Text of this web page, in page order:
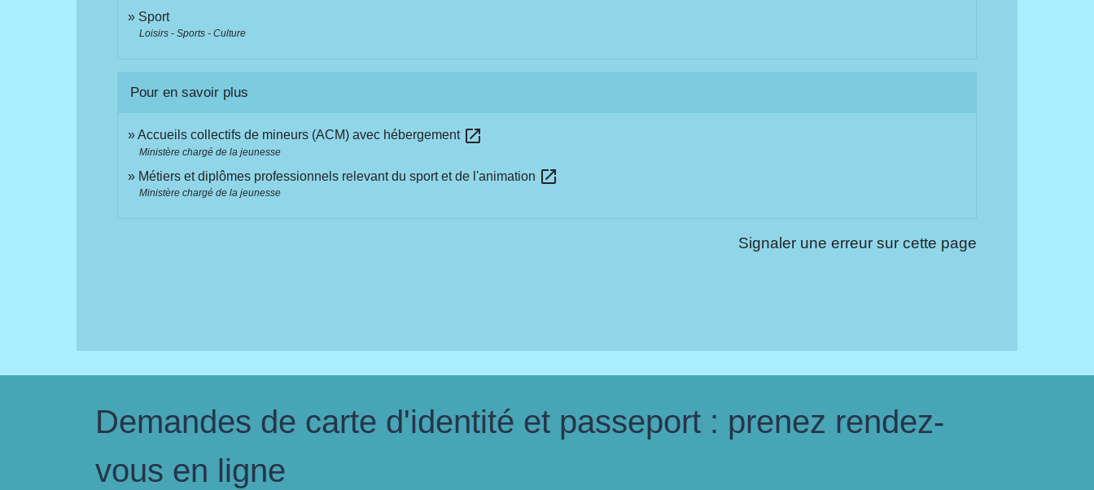
Sport
Loisirs - Sports - Culture
Pour en savoir plus
Accueils collectifs de mineurs (ACM) avec hébergement open_in_new
Ministère chargé de la jeunesse
Métiers et diplômes professionnels relevant du sport et de l'animation open_in_new
Ministère chargé de la jeunesse
Signaler une erreur sur cette page
Demandes de carte d'identité et passeport : prenez rendez-
vous en ligne